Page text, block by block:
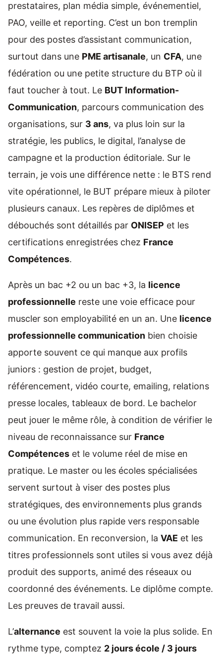
prestataires, plan média simple, événementiel,
PAO, veille et reporting. C’est un bon tremplin
pour des postes d’assistant communication,
surtout dans une PME artisanale, un CFA, une
fédération ou une petite structure du BTP où il
faut toucher à tout. Le BUT Information-
Communication, parcours communication des
organisations, sur 3 ans, va plus loin sur la
stratégie, les publics, le digital, l’analyse de
campagne et la production éditoriale. Sur le
terrain, je vois une différence nette : le BTS rend
vite opérationnel, le BUT prépare mieux à piloter
plusieurs canaux. Les repères de diplômes et
débouchés sont détaillés par ONISEP et les
certifications enregistrées chez France
Compétences.
Après un bac +2 ou un bac +3, la licence
professionnelle reste une voie efficace pour
muscler son employabilité en un an. Une licence
professionnelle communication bien choisie
apporte souvent ce qui manque aux profils
juniors : gestion de projet, budget,
référencement, vidéo courte, emailing, relations
presse locales, tableaux de bord. Le bachelor
peut jouer le même rôle, à condition de vérifier le
niveau de reconnaissance sur France
Compétences et le volume réel de mise en
pratique. Le master ou les écoles spécialisées
servent surtout à viser des postes plus
stratégiques, des environnements plus grands
ou une évolution plus rapide vers responsable
communication. En reconversion, la VAE et les
titres professionnels sont utiles si vous avez déjà
produit des supports, animé des réseaux ou
coordonné des événements. Le diplôme compte.
Les preuves de travail aussi.
L’alternance est souvent la voie la plus solide. En
rythme type, comptez 2 jours école / 3 jours